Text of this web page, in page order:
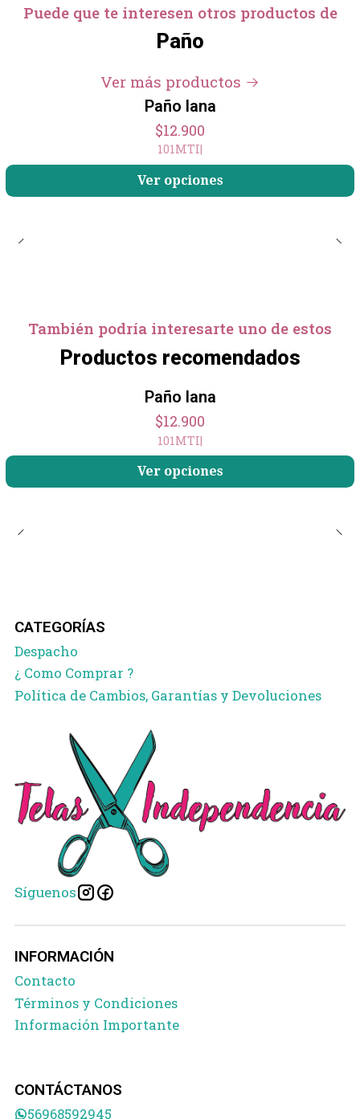
Puede que te interesen otros productos de
Paño
Ver más productos
Paño lana
$12.900
101MTI|
Ver opciones
También podría interesarte uno de estos
Productos recomendados
Paño lana
$12.900
101MTI|
Ver opciones
CATEGORÍAS
Despacho
¿ Como Comprar ?
Política de Cambios, Garantías y Devoluciones
Síguenos
INFORMACIÓN
Contacto
Términos y Condiciones
Información Importante
CONTÁCTANOS
56968592945